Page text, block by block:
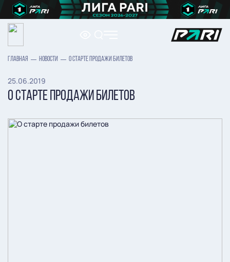
ГЛАВНАЯ НОВОСТИ О СТАРТЕ ПРОДАЖИ БИЛЕТОВ
25.06.2019
О СТАРТЕ ПРОДАЖИ БИЛЕТОВ